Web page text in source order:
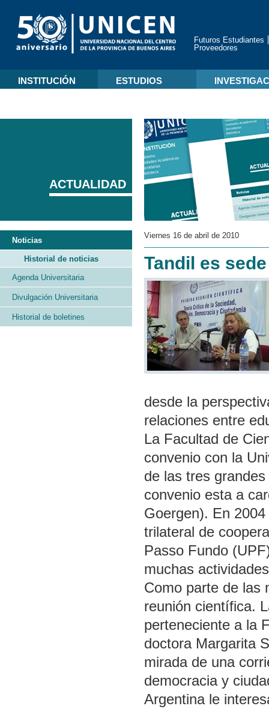
Futuros Estudiantes
Proveedores
INSTITUCIÓN ESTUDIOS
Viernes 16 de abril de 2010
Tandil es
desde la
relaciones entre
La Facultad de
convenio con la
de las tres
convenio esta a
Goergen). En
trilateral de
Passo Fundo
muchas
Como parte de las
reunión científica.
perteneciente a la
doctora Margarita
mirada de una
democracia y
Argentina le
ACTUALIDAD
Noticias
Historial de noticias
Agenda Universitaria
Divulgación Universitaria
Historial de boletines